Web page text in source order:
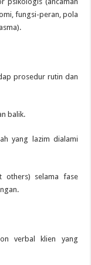
fungsi-peran, pola
prosedur rutin dan
balik.
yang lazim dialami
others) selama fase
verbal klien yang